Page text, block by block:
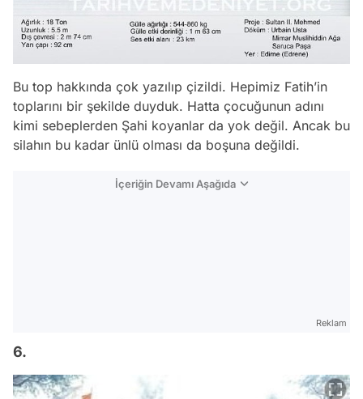
Bu top hakkında çok yazılıp çizildi. Hepimiz Fatih’in
toplarını bir şekilde duyduk. Hatta çocuğunun adını
kimi sebeplerden Şahi koyanlar da yok değil. Ancak bu
silahın bu kadar ünlü olması da boşuna değildi.
İçeriğin Devamı Aşağıda
Reklam
6.